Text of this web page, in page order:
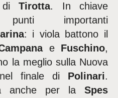
di Tirotta. In chiave
importanti
: i viola battono il
eFuschino,
la meglio sulla Nuova
finale di Polinari.
anche per la Spes